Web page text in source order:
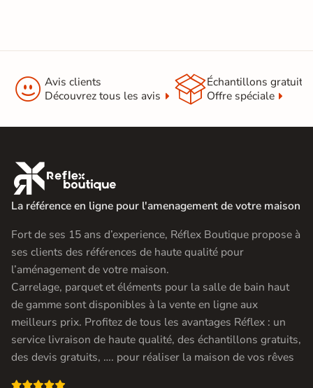
 Avis clients
Découvrez tous les avis
Échantillons gratuit
Offre spéciale

La référence en ligne pour l'amenagement de votre maison
Fort de ses 15 ans d’experience, Réflex Boutique propose à
ses clients des références de haute qualité pour
l’aménagement de votre maison.
Carrelage, parquet et éléments pour la salle de bain haut
de gamme sont disponibles à la vente en ligne aux
meilleurs prix. Profitez de tous les avantages Réflex : un
service livraison de haute qualité, des échantillons gratuits,
des devis gratuits, …. pour réaliser la maison de vos rêves
